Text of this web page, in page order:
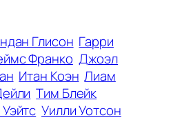
Глисон Гарри
Франко Джоэл
Итан Коэн Лиам
Тим Блейк
Уилли Уотсон